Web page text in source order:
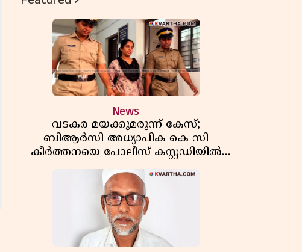
News
വടകര മയക്കുമരുന്ന് കേസ്;
ബിആർസി അധ്യാപിക കെ സി
കീർത്തനയെ പോലീസ് കസ്റ്റഡിയിൽ